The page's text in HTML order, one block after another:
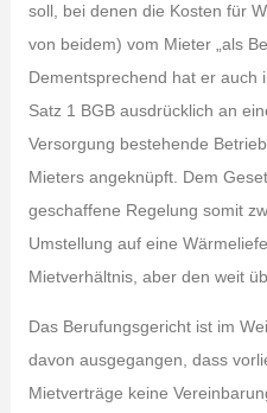
soll, bei denen die Kosten für
von beidem) vom Mieter „als
Dementsprechend hat er auch
Satz 1 BGB ausdrücklich an
Versorgung bestehende
Mieters angeknüpft. Dem
geschaffene Regelung somit
Umstellung auf eine
Mietverhältnis, aber den weit
Das Berufungsgericht ist im
davon ausgegangen, dass
Mietverträge keine